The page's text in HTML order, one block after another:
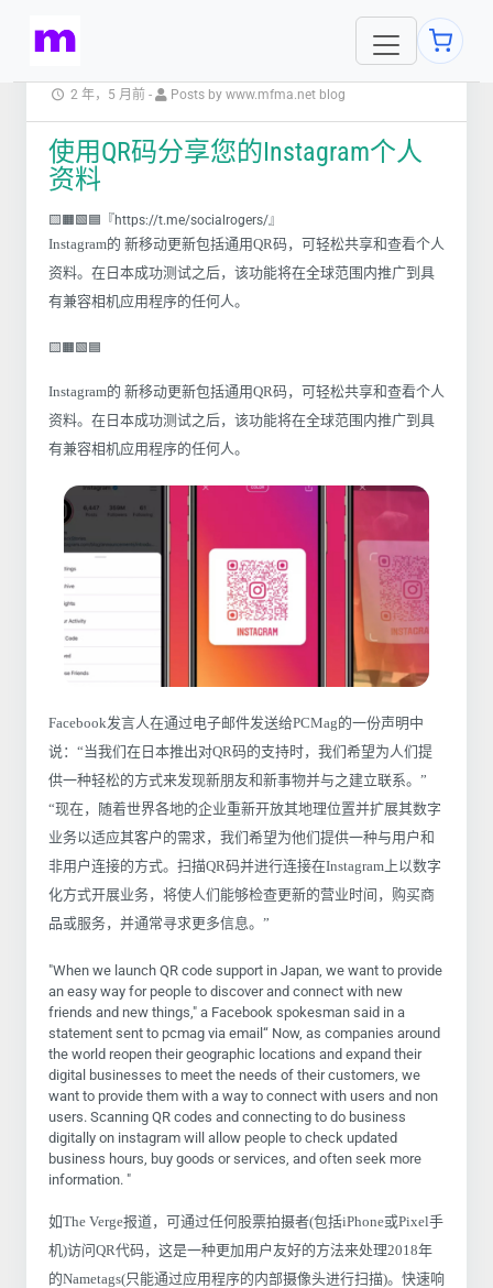
2 年，5 月前 - Posts by www.mfma.net blog
使用QR码分享您的Instagram个人
资料
🟨🟧🟩🟦『https://t.me/socialrogers/』
Instagram的 新移动更新包括通用QR码，可轻松共享和查看个人
资料。在日本成功测试之后，该功能将在全球范围内推广到具
有兼容相机应用程序的任何人。
🟨🟧🟩🟦
Instagram的 新移动更新包括通用QR码，可轻松共享和查看个人
资料。在日本成功测试之后，该功能将在全球范围内推广到具
有兼容相机应用程序的任何人。
Facebook发言人在通过电子邮件发送给PCMag的一份声明中
说：“当我们在日本推出对QR码的支持时，我们希望为人们提
供一种轻松的方式来发现新朋友和新事物并与之建立联系。”
“现在，随着世界各地的企业重新开放其地理位置并扩展其数字
业务以适应其客户的需求，我们希望为他们提供一种与用户和
非用户连接的方式。扫描QR码并进行连接在Instagram上以数字
化方式开展业务，将使人们能够检查更新的营业时间，购买商
品或服务，并通常寻求更多信息。”
"When we launch QR code support in Japan, we want to provide
an easy way for people to discover and connect with new
friends and new things," a Facebook spokesman said in a
statement sent to pcmag via email“ Now, as companies around
the world reopen their geographic locations and expand their
digital businesses to meet the needs of their customers, we
want to provide them with a way to connect with users and non
users. Scanning QR codes and connecting to do business
digitally on instagram will allow people to check updated
business hours, buy goods or services, and often seek more
information. "
如The Verge报道，可通过任何股票拍摄者(包括iPhone或Pixel手
机)访问QR代码，这是一种更加用户友好的方法来处理2018年
的Nametags(只能通过应用程序的内部摄像头进行扫描)。快速响